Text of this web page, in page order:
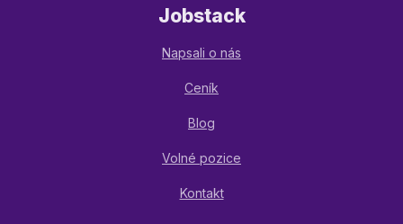
Jobstack
Napsali o nás
Ceník
Blog
Volné pozice
Kontakt